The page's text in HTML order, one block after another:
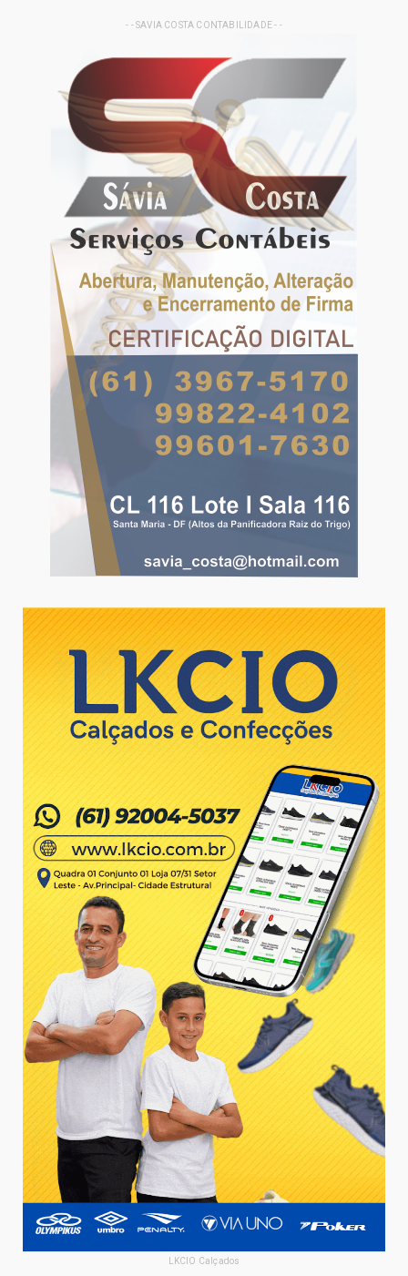
- - SAVIA COSTA CONTABILIDADE - -
LKCIO Calçados